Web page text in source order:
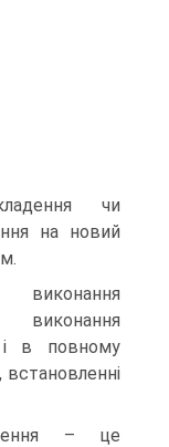
чи
на новий
виконання
і в повному
встановленні
– це